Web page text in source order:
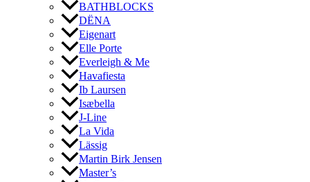
BATHBLOCKS
DËNA
Eigenart
Elle Porte
Everleigh & Me
Havafiesta
Ib Laursen
Isæbella
J-Line
La Vida
Lässig
Martin Birk Jensen
Master’s